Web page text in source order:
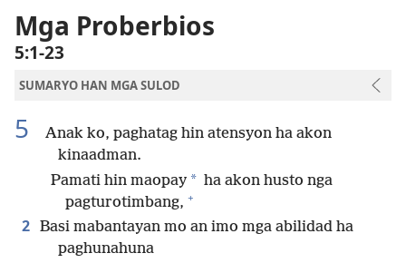
Biblia
Mga Proberbios
5:1-23
SUMARYO HAN MGA SULOD
5
Anak ko, paghatag hin atensyon ha akon
kinaadman.
Pamati hin maopay * ha akon husto nga
pagturotimbang, +
2 Basi mabantayan mo an imo mga abilidad ha
paghunahuna